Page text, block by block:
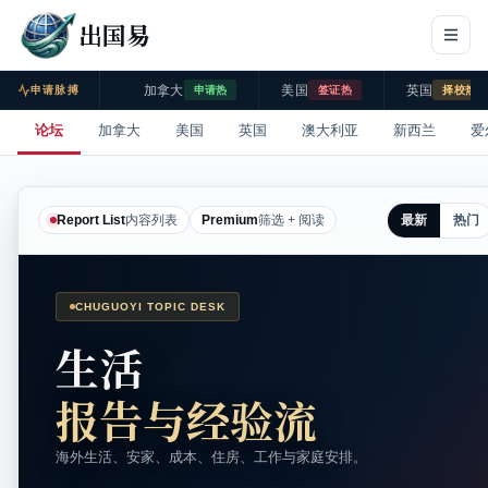
出国易
申请脉搏 加拿大 申请热 美国 签证热 英国 择校热
论坛 加拿大 美国 英国 澳大利亚 新西兰 爱
Report List内容列表 Premium筛选 + 阅读 最新 热门
CHUGUOYI TOPIC DESK
生活
报告与经验流
海外生活、安家、成本、住房、工作与家庭安排。